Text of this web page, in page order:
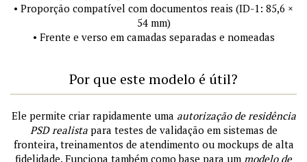
• Proporção compatível com documentos reais (ID-1: 85,6 ×
54 mm)
• Frente e verso em camadas separadas e nomeadas
Por que este modelo é útil?
Ele permite criar rapidamente uma autorização de residência
PSD realistapara testes de validação em sistemas de
fronteira, treinamentos de atendimento ou mockups de alta
fidelidade. Funciona também como base para um modelo de